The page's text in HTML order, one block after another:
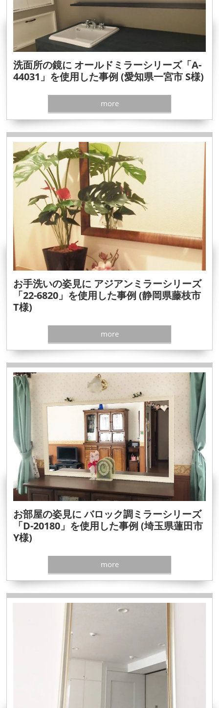
洗面所の鏡に オールドミラーシリーズ「A-
44031」を使用した事例 (愛知県一宮市 S様)
more
お手洗いの姿見に アジアンミラーシリーズ
「22-6820」を使用した事例 (静岡県藤枝市
T様)
more
お部屋の姿見に バロック調ミラーシリーズ
「D-20180」を使用した事例 (埼玉県蓮田市
Y様)
more